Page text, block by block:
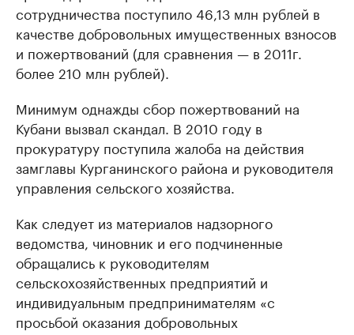
сотрудничества поступило 46,13 млн рублей в
качестве добровольных имущественных взносов
и пожертвований (для сравнения — в 2011г.
более 210 млн рублей).
Минимум однажды сбор пожертвований на
Кубани вызвал скандал. В 2010 году в
прокуратуру поступила жалоба на действия
замглавы Курганинского района и руководителя
управления сельского хозяйства.
Как следует из материалов надзорного
ведомства, чиновник и его подчиненные
обращались к руководителям
сельскохозяйственных предприятий и
индивидуальным предпринимателям «с
просьбой оказания добровольных